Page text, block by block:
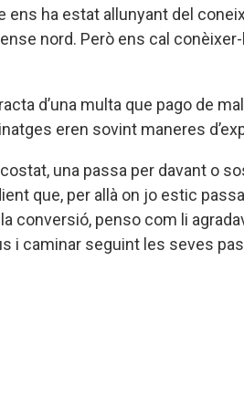
ha estat allunyant del
nord. Però ens cal
d’una multa que pago de
eren sovint maneres
una passa per davant o
que, per allà on jo estic
conversió, penso com li
i caminar seguint les seves